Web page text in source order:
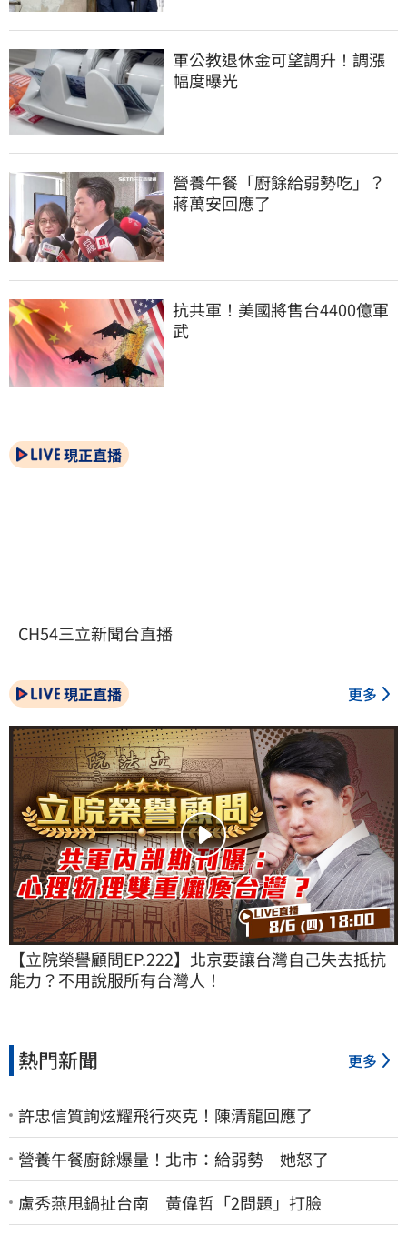
軍公教退休金可望調升！調漲
幅度曝光
營養午餐「廚餘給弱勢吃」？
蔣萬安回應了
抗共軍！美國將售台4400億軍
武
現正直播
CH54三立新聞台直播
現正直播 更多
【立院榮譽顧問EP.222】北京要讓台灣自己失去抵抗
能力？不用說服所有台灣人！
熱門新聞 更多
許忠信質詢炫耀飛行夾克！陳清龍回應了
營養午餐廚餘爆量！北市：給弱勢 她怒了
盧秀燕甩鍋扯台南 黃偉哲「2問題」打臉